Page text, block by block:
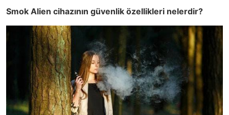
Smok Alien cihazının güvenlik özellikleri nelerdir?